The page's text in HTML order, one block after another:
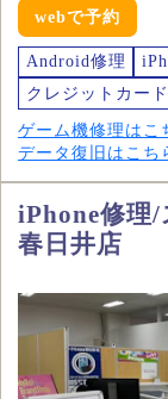
webで予約
Android修理
クレジットカー
ゲーム機修理はこ
データ復旧はこち
iPhone修理
春日井店